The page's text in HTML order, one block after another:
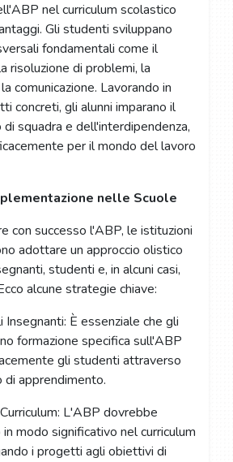
nel curriculum scolastico
Gli studenti sviluppano
fondamentali come il
risoluzione di problemi, la
comunicazione. Lavorando in
concreti, gli alunni imparano il
squadra e dell'interdipendenza,
per il mondo del lavoro
nelle Scuole
con successo l'ABP, le istituzioni
adottare un approccio olistico
studenti e, in alcuni casi,
alcune strategie chiave:
Insegnanti: È essenziale che gli
formazione specifica sull'ABP
gli studenti attraverso
apprendimento.
L'ABP dovrebbe
modo significativo nel curriculum
i progetti agli obiettivi di